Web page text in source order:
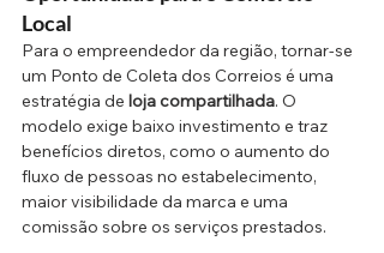
Local
Para o empreendedor da região, tornar-se
um Ponto de Coleta dos Correios é uma
estratégia de loja compartilhada. O
modelo exige baixo investimento e traz
benefícios diretos, como o aumento do
fluxo de pessoas no estabelecimento,
maior visibilidade da marca e uma
comissão sobre os serviços prestados.